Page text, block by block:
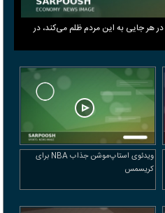
هر جایی به این مردم ظلم می‌کند، در
ویدئوی استاپ‌موشن جذاب NBA برای
کریسمس